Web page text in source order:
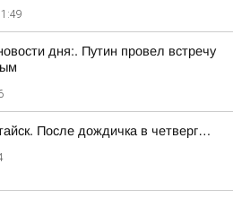
дня:. Путин провел встречу
После дождичка в четверг…